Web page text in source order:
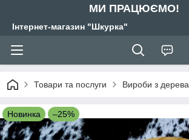
МИ ПРАЦЮЄМО!
Інтернет-магазин "Шкурка"
Товари та послуги Вироби з дерева
Новинка –25%